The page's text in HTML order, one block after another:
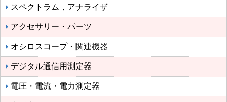
スペクトラム，アナライザ
アクセサリー・パーツ
オシロスコープ・関連機器
デジタル通信用測定器
電圧・電流・電力測定器